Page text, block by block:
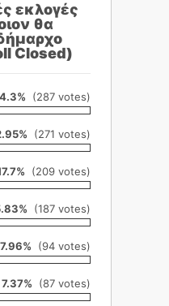
εκλογές
θα
Closed)
(287 votes)
(271 votes)
(209 votes)
(187 votes)
7.96% (94 votes)
7.37% (87 votes)